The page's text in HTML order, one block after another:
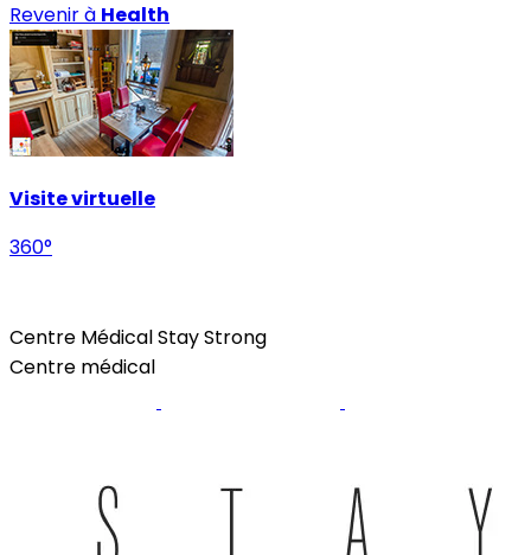
Revenir à Health
Visite virtuelle
360°
Centre Médical Stay Strong
Centre médical